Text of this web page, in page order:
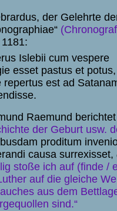
der Gelehrte
Islebii cum vespere
esset pastus et potus,
repertus est ad
Raemund
der Geburt usw.
proditum
causa surrexisset,
stoße ich auf (finde /
auf die gleiche
aus dem
sind.“